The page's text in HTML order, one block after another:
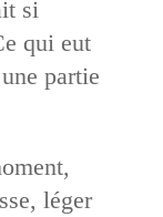
si
qui eut
partie
léger